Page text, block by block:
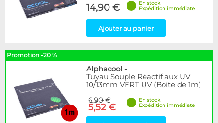
14,90 €
En stock
Expédition immédiate
Ajouter au panier
Promotion -20 %
Alphacool -
Tuyau Souple Réactif aux UV
10/13mm VERT UV (Boite de 1m)
6,90 €
5,52 €
En stock
Expédition immédiate